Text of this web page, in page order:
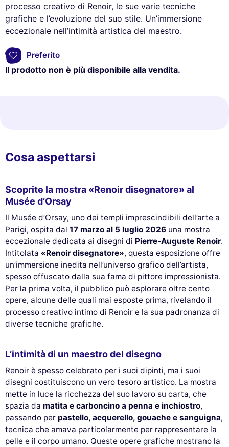
processo creativo di Renoir, le sue varie tecniche
grafiche e l’evoluzione del suo stile. Un’immersione
eccezionale nell’intimità artistica del maestro.
Preferito
Il prodotto non è più disponibile alla vendita.
Cosa aspettarsi
Scoprite la mostra «Renoir disegnatore» al
Musée d’Orsay
Il Musée d’Orsay, uno dei templi imprescindibili dell’arte a
Parigi, ospita dal 17 marzo al 5 luglio 2026 una mostra
eccezionale dedicata ai disegni di Pierre-Auguste Renoir.
Intitolata «Renoir disegnatore», questa esposizione offre
un’immersione inedita nell’universo grafico dell’artista,
spesso offuscato dalla sua fama di pittore impressionista.
Per la prima volta, il pubblico può esplorare oltre cento
opere, alcune delle quali mai esposte prima, rivelando il
processo creativo intimo di Renoir e la sua padronanza di
diverse tecniche grafiche.
L’intimità di un maestro del disegno
Renoir è spesso celebrato per i suoi dipinti, ma i suoi
disegni costituiscono un vero tesoro artistico. La mostra
mette in luce la ricchezza del suo lavoro su carta, che
spazia da matita e carboncino a penna e inchiostro,
passando per pastello, acquerello, gouache e sanguigna,
tecnica che amava particolarmente per rappresentare la
pelle e il corpo umano. Queste opere grafiche mostrano la